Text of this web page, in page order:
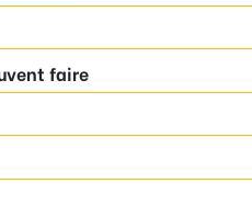
faire